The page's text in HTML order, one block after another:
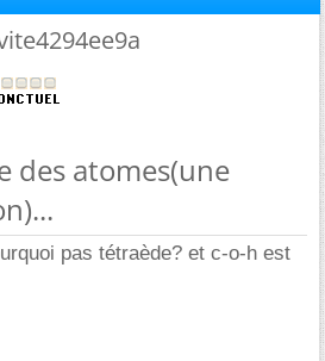
des atomes(une
pas tétraède? et c-o-h est